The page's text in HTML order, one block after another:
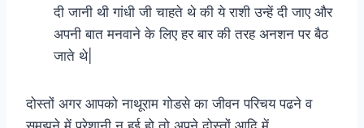
दी जानी थी गांधी जी चाहते थे की ये राशी उन्हें दी जाए और
अपनी बात मनवाने के लिए हर बार की तरह अनशन पर बैठ
जाते थे|
दोस्तों अगर आपको नाथूराम गोडसे का जीवन परिचय पढने व